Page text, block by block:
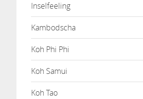
Inselfeeling
Kambodscha
Koh Phi Phi
Koh Samui
Koh Tao